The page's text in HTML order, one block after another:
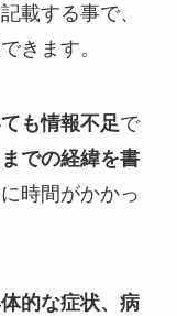
載する事で、
きます。
も情報不足で
での経緯を書
時間がかかっ
的な症状、病